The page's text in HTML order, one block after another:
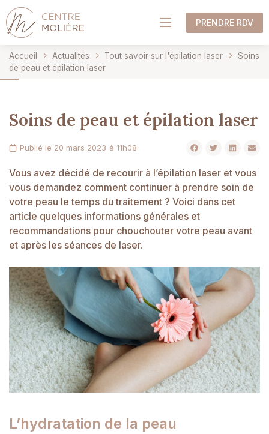
PRENDRE RDV
Accueil Actualités Tout savoir sur l'épilation laser
Soins
de peau et épilation laser
Soins de peau et épilation laser
Publié le 20 mars 2023 à 11h08
Vous avez décidé de recourir à l’épilation laser et vous
vous demandez comment continuer à prendre soin de
votre peau le temps du traitement ? Voici dans cet
article quelques informations générales et
recommandations pour chouchouter votre peau avant
et après les séances de laser.
L’hydratation de la peau